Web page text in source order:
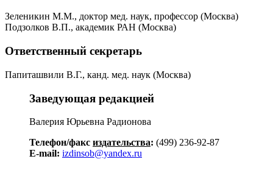
Зеленикин М.М., доктор мед. наук, профессор (Москва)
Подзолков В.П., академик РАН (Москва)
Ответственный секретарь
Папиташвили В.Г., канд. мед. наук (Москва)
Заведующая редакцией
Валерия Юрьевна Радионова
Телефон/факс издательства: (499) 236-92-87
E-mail: izdinsob@yandex.ru